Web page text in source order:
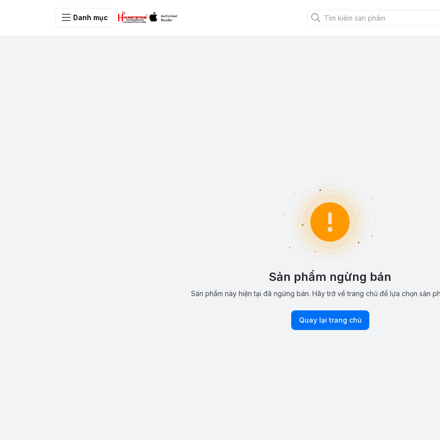
Danh mục
Sản phẩm ngừng bán
Sản phẩm này hiện tại đã ngừng bán. Hãy trở về trang chủ để lựa chọn sản
Quay lại trang chủ